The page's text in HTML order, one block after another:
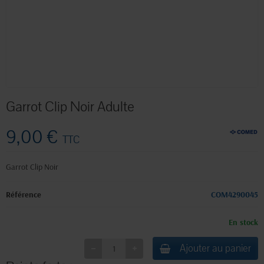
Garrot Clip Noir Adulte
9,00 € TTC
Garrot Clip Noir
Référence COM4290045
En stock
Ajouter au panier